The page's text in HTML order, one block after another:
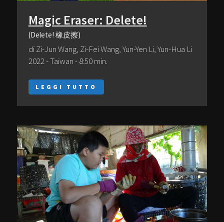
Magic Eraser: Delete!
(Delete! 橡皮擦)
di Zi-Jun Wang, Zi-Fei Wang, Yun-Yen Li, Yun-Hua Li
2022 - Taiwan - 8:50 min.
LEGGI TUTTO